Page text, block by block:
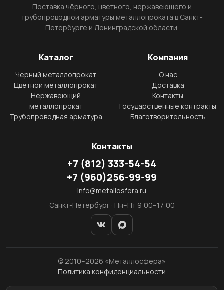
Поставка чёрного, цветного, нержавеющего и
трубопроводной арматуры металлопроката в Санкт-
Петербурге и Ленинградской области.
Каталог
Черный металлопрокат
Цветной металлопрокат
Нержавеющий
металлопрокат
Трубопроводная арматура
Компания
О нас
Доставка
Контакты
Государственные контракты
Благотворительность
Контакты
+7 (812) 333-54-54
+7 (960)256-99-99
info@metallosfera.ru
Санкт-Петербург · Пн–Пт 9:00–17:00
© 2010–2026 «Металлосфера»
Политика конфиденциальности